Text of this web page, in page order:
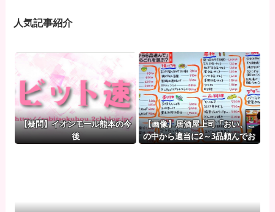
人気記事紹介
【疑問】イオンモール熊本の今
後
【画像】居酒屋上司「おい、こ
の中から適当に2～3品頼んでお